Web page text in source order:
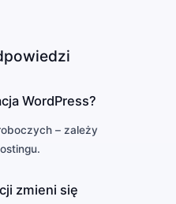
WordPress?
– zależy
zmieni się